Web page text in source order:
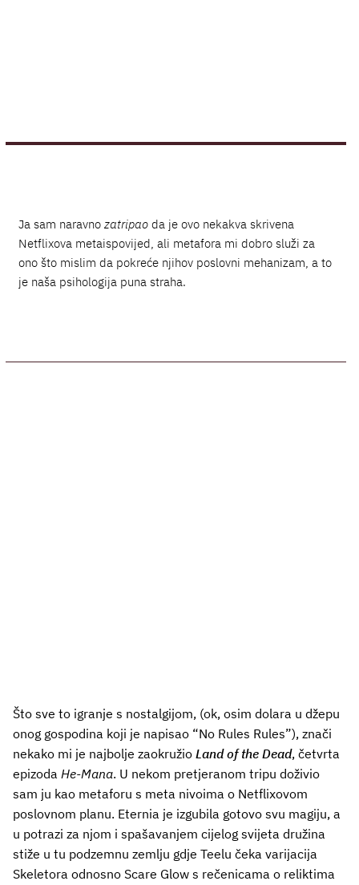
Ja sam naravnozatripao da je ovo nekakva skrivena
Netflixova metaispovijed, ali metafora mi dobro služi za
ono što mislim da pokreće njihov poslovni mehanizam, a to
je naša psihologija puna straha.
Što sve to igranje s nostalgijom, (ok, osim dolara u džepu
onog gospodina koji je napisao “No Rules Rules”), znači
nekako mi je najbolje zaokružio Land of the Dead, četvrta
epizoda He-Mana. U nekom pretjeranom tripu doživio
sam ju kao metaforu s meta nivoima o Netflixovom
poslovnom planu. Eternia je izgubila gotovo svu magiju, a
u potrazi za njom i spašavanjem cijelog svijeta družina
stiže u tu podzemnu zemlju gdje Teelu čeka varijacija
Skeletora odnosno Scare Glow s rečenicama o reliktima